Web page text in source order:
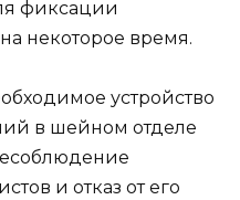
фиксации
некоторое время.
устройство
в шейном отделе
и отказ от его